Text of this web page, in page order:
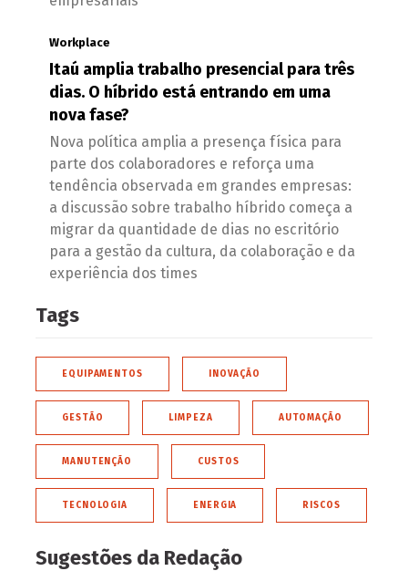
Workplace
Itaú amplia trabalho presencial para três
dias. O híbrido está entrando em uma
nova fase?
Nova política amplia a presença física para
parte dos colaboradores e reforça uma
tendência observada em grandes empresas:
a discussão sobre trabalho híbrido começa a
migrar da quantidade de dias no escritório
para a gestão da cultura, da colaboração e da
experiência dos times
Tags
EQUIPAMENTOS INOVAÇÃO
GESTÃO LIMPEZA AUTOMAÇÃO
MANUTENÇÃO CUSTOS
TECNOLOGIA ENERGIA RISCOS
Sugestões da Redação